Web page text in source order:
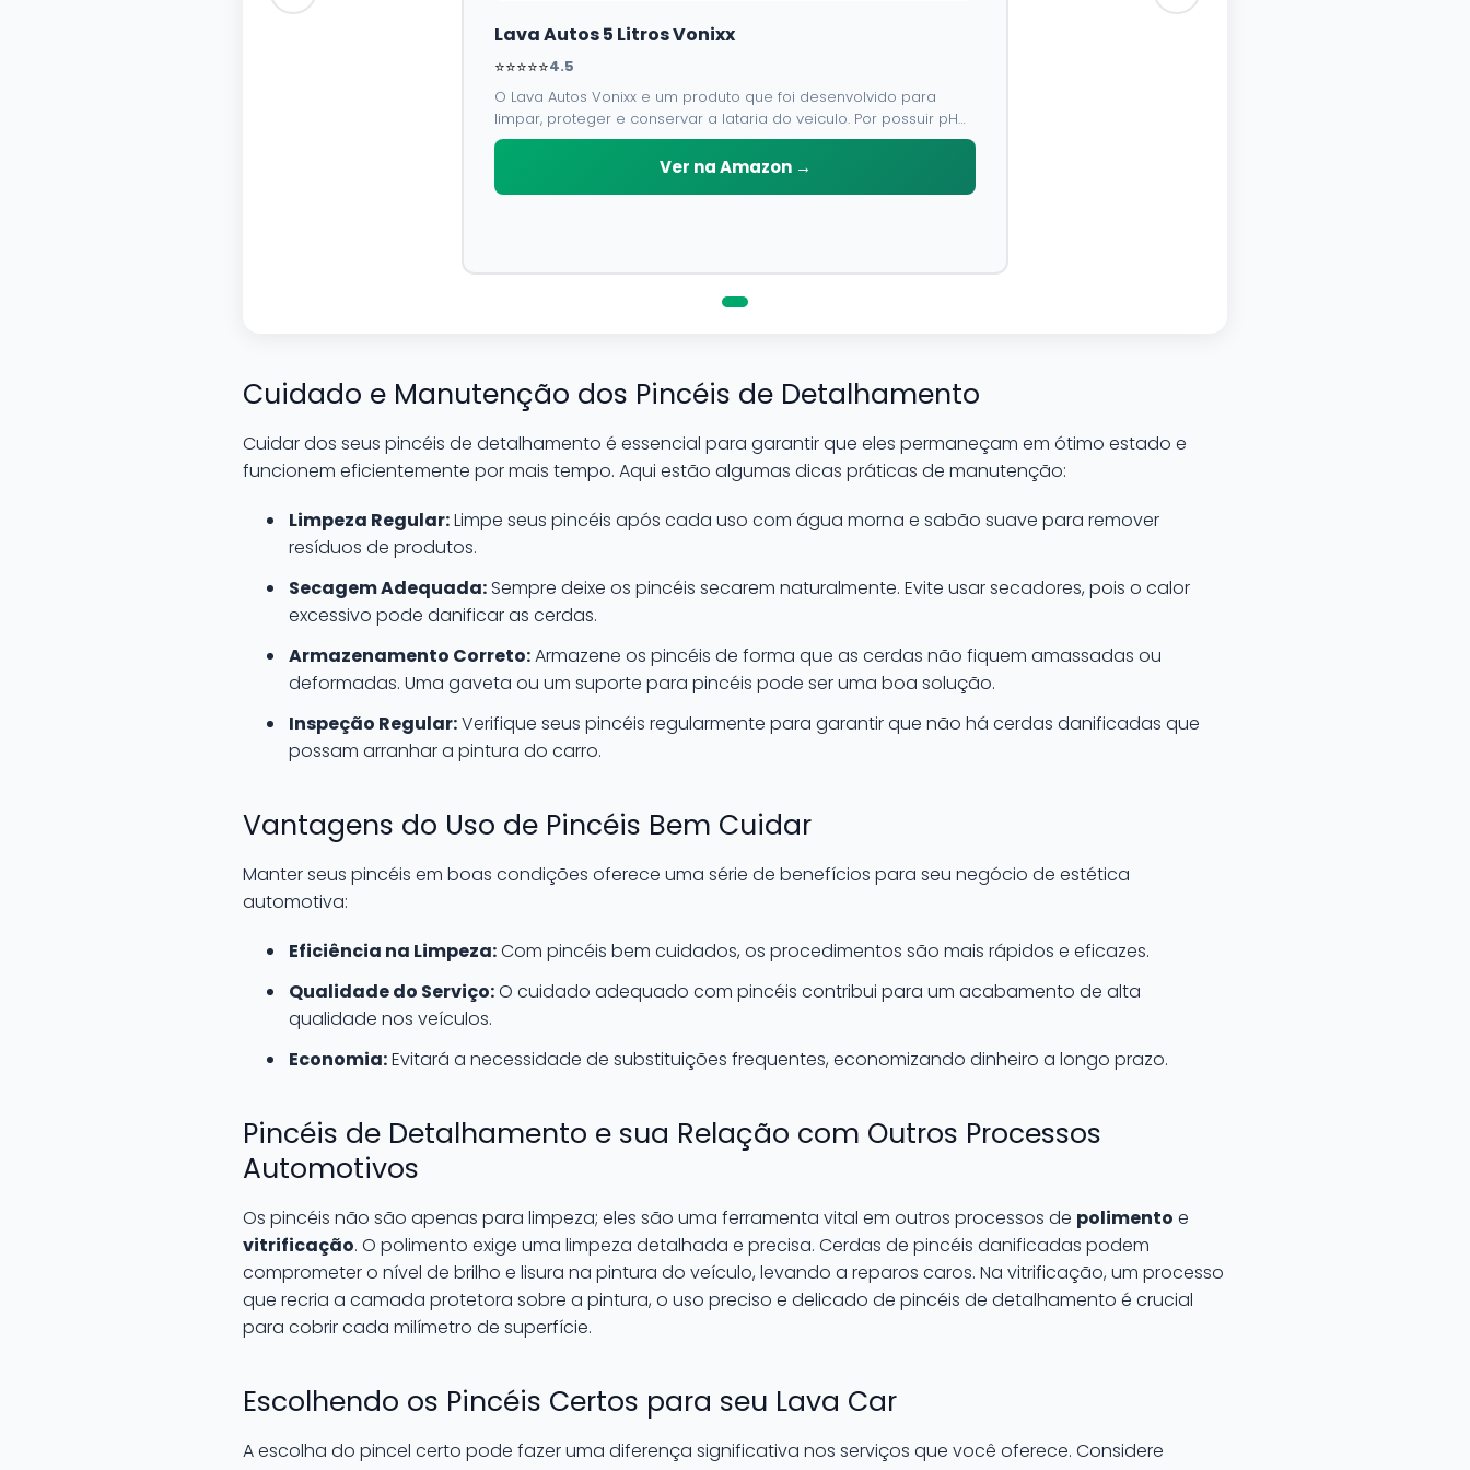
Lava Autos 5 Litros Vonixx
⭐⭐⭐⭐⭐4.5
O Lava Autos Vonixx e um produto que foi desenvolvido para
limpar, proteger e conservar a lataria do veiculo. Por possuir pH
neutro, pode ser aplicado em qualquer superficie sem correr o
Ver na Amazon →
Cuidado e Manutenção dos Pincéis de Detalhamento
Cuidar dos seus pincéis de detalhamento é essencial para garantir que eles permaneçam em ótimo estado e
funcionem eficientemente por mais tempo. Aqui estão algumas dicas práticas de manutenção:
Limpeza Regular:Limpe seus pincéis após cada uso com água morna e sabão suave para remover
resíduos de produtos.
Secagem Adequada: Sempre deixe os pincéis secarem naturalmente. Evite usar secadores, pois o calor
excessivo pode danificar as cerdas.
Armazenamento Correto:Armazene os pincéis de forma que as cerdas não fiquem amassadas ou
deformadas. Uma gaveta ou um suporte para pincéis pode ser uma boa solução.
Inspeção Regular:Verifique seus pincéis regularmente para garantir que não há cerdas danificadas que
possam arranhar a pintura do carro.
Vantagens do Uso de Pincéis Bem Cuidar
Manter seus pincéis em boas condições oferece uma série de benefícios para seu negócio de estética
automotiva:
Eficiência na Limpeza:Com pincéis bem cuidados, os procedimentos são mais rápidos e eficazes.
Qualidade do Serviço:O cuidado adequado com pincéis contribui para um acabamento de alta
qualidade nos veículos.
Economia:Evitará a necessidade de substituições frequentes, economizando dinheiro a longo prazo.
Pincéis de Detalhamento e sua Relação com Outros Processos
Automotivos
Os pincéis não são apenas para limpeza; eles são uma ferramenta vital em outros processos de polimento e
vitrificação. O polimento exige uma limpeza detalhada e precisa. Cerdas de pincéis danificadas podem
comprometer o nível de brilho e lisura na pintura do veículo, levando a reparos caros. Na vitrificação, um processo
que recria a camada protetora sobre a pintura, o uso preciso e delicado de pincéis de detalhamento é crucial
para cobrir cada milímetro de superfície.
Escolhendo os Pincéis Certos para seu Lava Car
A escolha do pincel certo pode fazer uma diferença significativa nos serviços que você oferece. Considere